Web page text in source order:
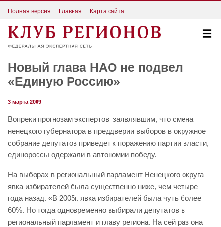
Полная версия Главная Карта сайта
Новый глава НАО не подвел
«Единую Россию»
3 марта 2009
Вопреки прогнозам экспертов, заявлявшим, что смена
ненецкого губернатора в преддверии выборов в окружное
собрание депутатов приведет к поражению партии власти,
единороссы одержали в автономии победу.
На выборах в региональный парламент Ненецкого округа
явка избирателей была существенно ниже, чем четыре
года назад. «В 2005г. явка избирателей была чуть более
60%. Но тогда одновременно выбирали депутатов в
региональный парламент и главу региона. На сей раз она